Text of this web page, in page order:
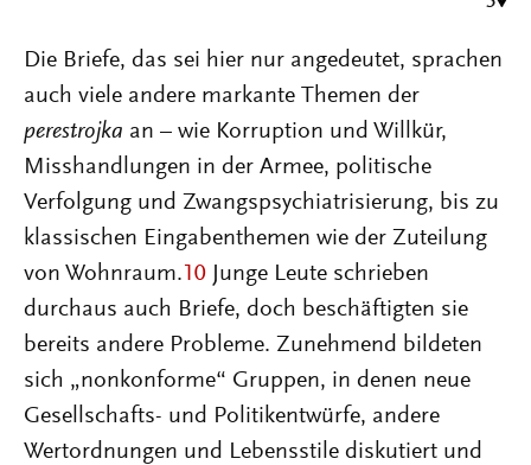
Die Briefe, das sei hier nur angedeutet, sprachen
auch viele andere markante Themen der
perestrojka an – wie Korruption und Willkür,
Misshandlungen in der Armee, politische
Verfolgung und Zwangspsychiatrisierung, bis zu
klassischen Eingabenthemen wie der Zuteilung
von Wohnraum. 10 Junge Leute schrieben
durchaus auch Briefe, doch beschäftigten sie
bereits andere Probleme. Zunehmend bildeten
sich „nonkonforme“ Gruppen, in denen neue
Gesellschafts- und Politikentwürfe, andere
Wertordnungen und Lebensstile diskutiert und